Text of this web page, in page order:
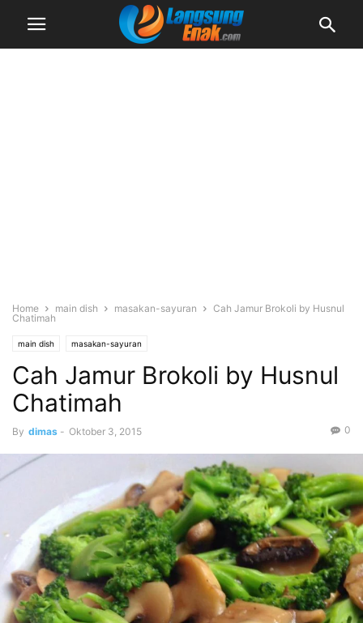
Home main dish masakan-sayuran
Cah Jamur Brokoli by Husnul
Chatimah
main dish masakan-sayuran
Cah Jamur Brokoli by Husnul
Chatimah
By dimas - Oktober 3, 2015 0